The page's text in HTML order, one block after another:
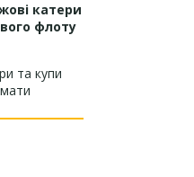
катери
флоту
та купи